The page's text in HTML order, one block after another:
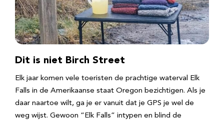
Dit is niet Birch Street
Elk jaar komen vele toeristen de prachtige waterval Elk
Falls in de Amerikaanse staat Oregon bezichtigen. Als je
daar naartoe wilt, ga je er vanuit dat je GPS je wel de
weg wijst. Gewoon “Elk Falls” intypen en blind de